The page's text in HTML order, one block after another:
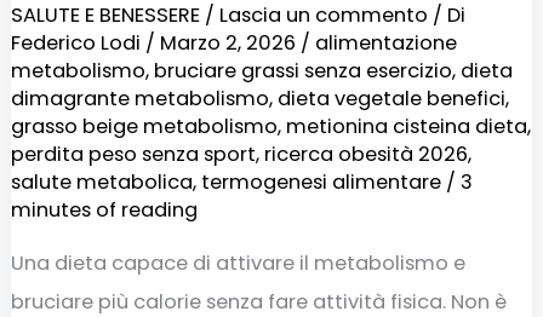
SALUTE E BENESSERE/ Lascia un commento / Di
Federico Lodi / Marzo 2, 2026 / alimentazione
metabolismo, bruciare grassi senza esercizio, dieta
dimagrante metabolismo, dieta vegetale benefici,
grasso beige metabolismo, metionina cisteina dieta,
perdita peso senza sport, ricerca obesità 2026,
salute metabolica, termogenesi alimentare/ 3
minutes of reading
Una dieta capace di attivare il metabolismo e
bruciare più calorie senza fare attività fisica. Non è